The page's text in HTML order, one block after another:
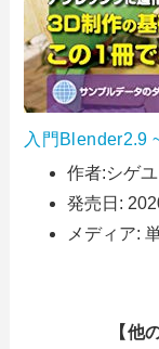
入門Blender2.9
作者:シゲ
発売日:
メディア:
【他